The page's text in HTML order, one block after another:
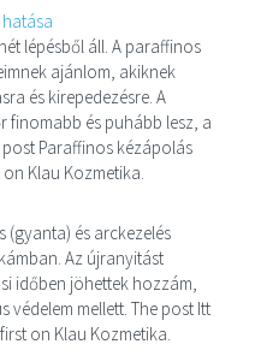
lépésből áll. A paraffinos
ajánlom, akiknek
és kirepedezésre. A
finomabb és puhább lesz, a
Paraffinos kézápolás
Klau Kozmetika.
(gyanta) és arckezelés
Az újranyitást
időben jöhettek hozzám,
védelem mellett. The post Itt
on Klau Kozmetika.